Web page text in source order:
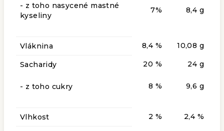
- z toho nasycené mastné
kyseliny
7% 8,4 g
Vláknina 8,4 % 10,08 g
Sacharidy
- z toho cukry
20 %
8 %
24 g
9,6 g
Vlhkost 2 % 2,4 %